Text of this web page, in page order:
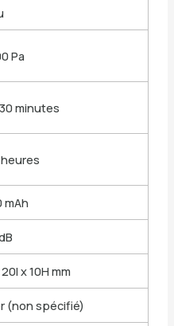
Pa
minutes
mAh
20l x 10H mm
(non spécifié)